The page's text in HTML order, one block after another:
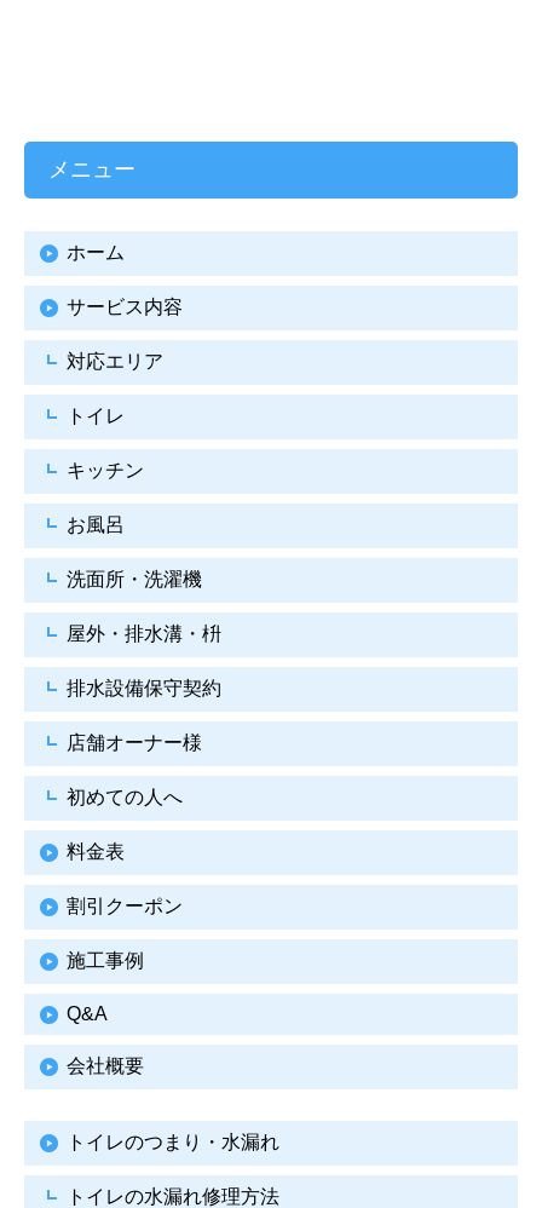
メニュー
ホーム
サービス内容
対応エリア
トイレ
キッチン
お風呂
洗面所・洗濯機
屋外・排水溝・枡
排水設備保守契約
店舗オーナー様
初めての人へ
料金表
割引クーポン
施工事例
Q&A
会社概要
トイレのつまり・水漏れ
トイレの水漏れ修理方法